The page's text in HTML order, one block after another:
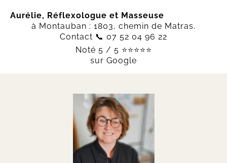
Aurélie, Réflexologue et Masseuse
à Montauban : 1803, chemin de Matras.
Contact 📞 07 52 04 96 22
Noté 5 / 5 ⭐⭐⭐⭐⭐
sur Google